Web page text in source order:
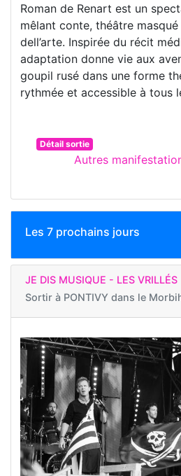
Roman de Renart est un
mêlant conte, théâtre
dell’arte. Inspirée du récit
adaptation donne vie aux
goupil rusé dans une forme
rythmée et accessible à tous
Détail sortie
Autres
Les 7 prochains jours
JE DIS MUSIQUE - LES VRILLÉS
Sortir à PONTIVY dans le